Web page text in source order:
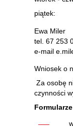
piątek:
Ewa Miler
tel. 67 253
e-mail
Wniosek o
Za osobę
czynności
w